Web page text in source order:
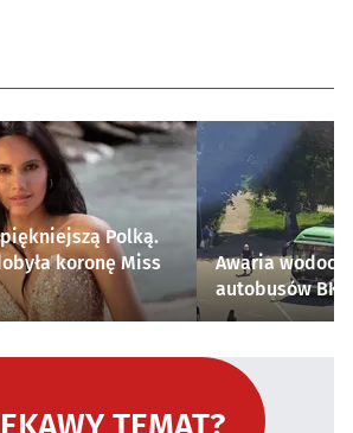
Polką.
koronę Miss
Awaria
autobusów